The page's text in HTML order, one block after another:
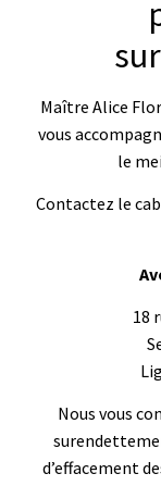
Maître Alice
vous
le
Contactez le
18
Nous vous
d’effacement